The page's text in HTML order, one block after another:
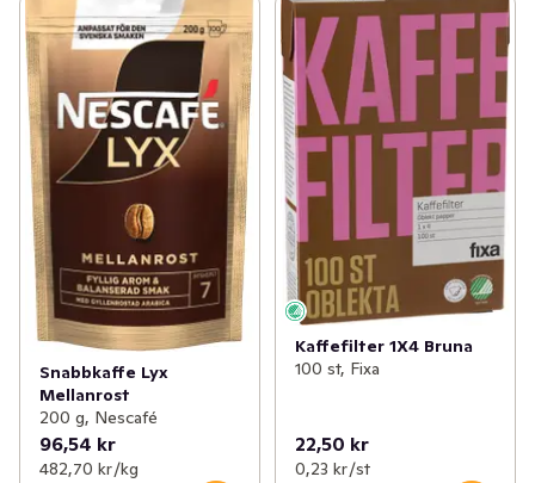
Snabbkaffe Lyx
Mellanrost
200 g, Nescafé
96,54 kr
482,70 kr /kg
Kaffefilter 1X4 Bruna
100 st, Fixa
22,50 kr
0,23 kr /st